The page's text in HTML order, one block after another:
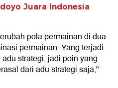
Juara Indonesia
pola permainan di dua
permainan. Yang terjadi
strategi, jadi poin yang
dari adu strategi saja,"